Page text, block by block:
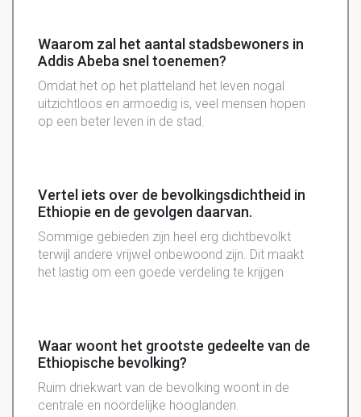
Waarom zal het aantal stadsbewoners in
Addis Abeba snel toenemen?
Omdat het op het platteland het leven nogal
uitzichtloos en armoedig is, veel mensen hopen
op een beter leven in de stad.
Vertel iets over de bevolkingsdichtheid in
Ethiopie en de gevolgen daarvan.
Sommige gebieden zijn heel erg dichtbevolkt
terwijl andere vrijwel onbewoond zijn. Dit maakt
het lastig om een goede verdeling te krijgen
Waar woont het grootste gedeelte van de
Ethiopische bevolking?
Ruim driekwart van de bevolking woont in de
centrale en noordelijke hooglanden.